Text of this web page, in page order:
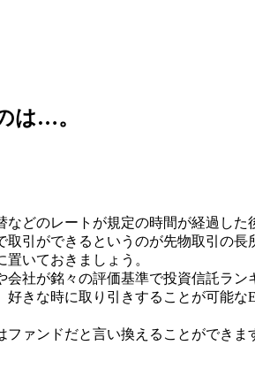
は…。
どのレートが規定の時間が経過し
取引ができるというのが先物取引の
いておきましょう。
社が銘々の評価基準で投資信託ラ
きな時に取り引きすることが可能
ァンドだと言い換えることができ